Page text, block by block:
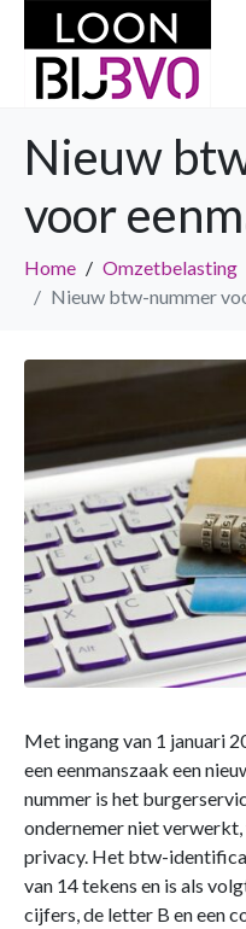
Nieuw
voor
Home
Omzetbelasting
Nieuw btw-nummer
Met ingang van 1 januari
een eenmanszaak een
nummer is het
ondernemer niet
privacy. Het btw-
van 14 tekens en is als
cijfers, de letter B en een